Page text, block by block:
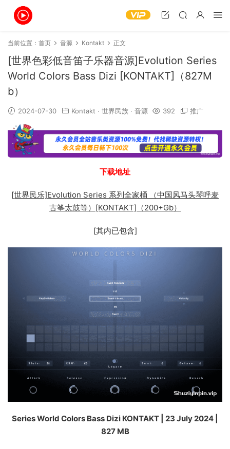
当前位置： 首页 音源 Kontakt 正文
[世界色彩低音笛子乐器音源]Evolution Series
World Colors Bass Dizi [KONTAKT]（827M
b）
2024-07-30 Kontakt · 世界民族 · 音源 392 推广
下载地址
[世界民乐]Evolution Series 系列全家桶 （中国风马头琴呼麦
古筝太鼓等）[KONTAKT]（200+Gb）
[其内已包含]
Series World Colors Bass Dizi KONTAKT | 23 July 2024 |
827 MB